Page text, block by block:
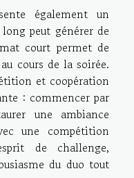
également un
peut générer de
court permet de
cours de la soirée.
et coopération
: commencer par
une ambiance
une compétition
de challenge,
du duo tout